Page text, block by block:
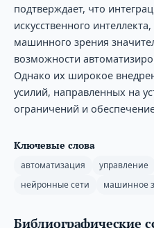
подтверждает, что
искусственного
машинного зрения
возможности
Однако их широкое
усилий, направленных на
ограничений и
Ключевые слова
автоматизация управление
нейронные сети
машинное
Библиографические